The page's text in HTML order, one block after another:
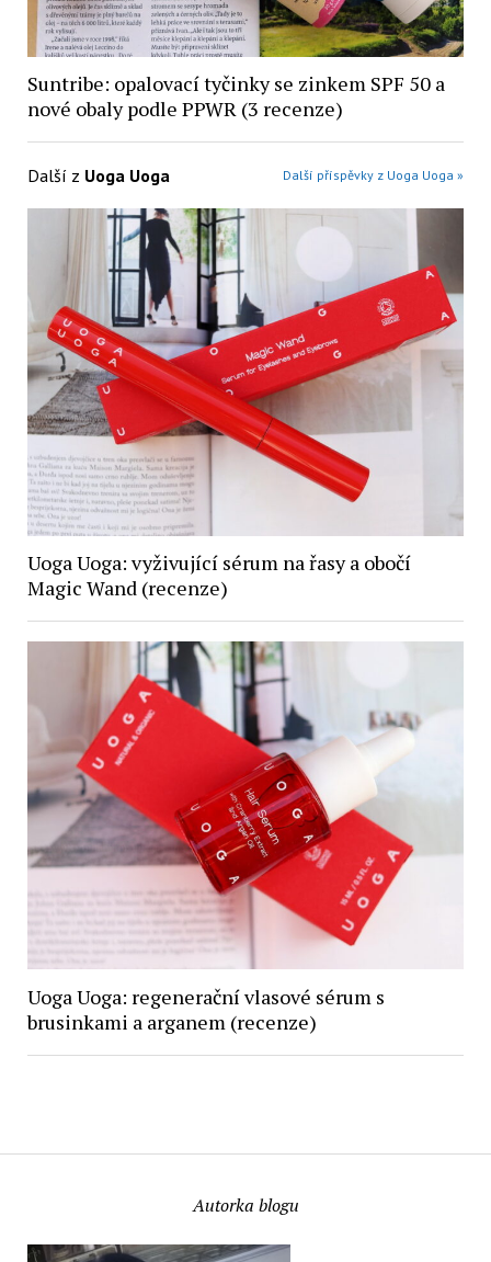
Autorka blogu
Suntribe: opalovací tyčinky se zinkem SPF 50 a
nové obaly podle PPWR (3 recenze)
Další z Uoga Uoga Další příspěvky z Uoga Uoga »
Uoga Uoga: vyživující sérum na řasy a obočí
Magic Wand (recenze)
Uoga Uoga: regenerační vlasové sérum s
brusinkami a arganem (recenze)